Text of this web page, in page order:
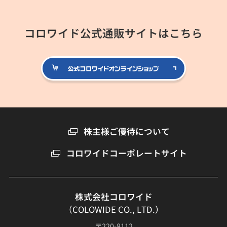
コロワイド公式通販サイトはこちら
公式コロ
株主様ご優待について
コロワイドコーポレートサイト
株式会社コロワイド
（COLOWIDE CO., LTD.）